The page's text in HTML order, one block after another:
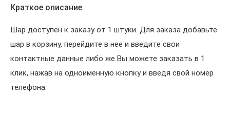
Краткое описание
Шар доступен к заказу от 1 штуки. Для заказа добавьте
шар в корзину, перейдите в нее и введите свои
контактные данные либо же Вы можете заказать в 1
клик, нажав на одноименную кнопку и введя свой номер
телефона.